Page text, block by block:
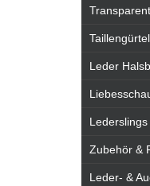
Leder
Zubehör &
Leder- &